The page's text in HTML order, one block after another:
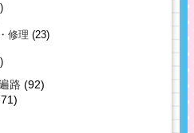
修理 (23)
路 (92)